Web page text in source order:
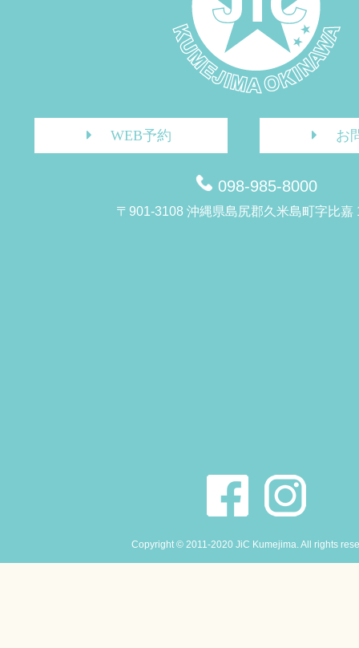
WEB予約 お
098-985-8000
〒901-3108 沖縄県島尻郡久米島町字比嘉
Copyright © 2011-2020 JiC Kumejima. All rights